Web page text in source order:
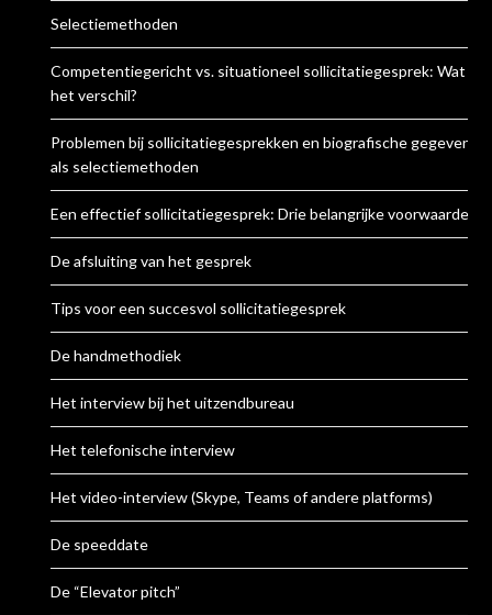
Selectiemethoden
Competentiegericht vs. situationeel sollicitatiegesprek: Wat is
het verschil?
Problemen bij sollicitatiegesprekken en biografische gegevens
als selectiemethoden
Een effectief sollicitatiegesprek: Drie belangrijke voorwaarden
De afsluiting van het gesprek
Tips voor een succesvol sollicitatiegesprek
De handmethodiek
Het interview bij het uitzendbureau
Het telefonische interview
Het video-interview (Skype, Teams of andere platforms)
De speeddate
De “Elevator pitch”